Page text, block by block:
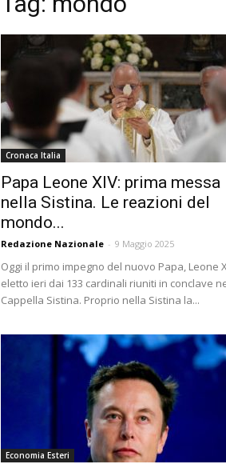
Cronaca Italia
Papa Leone XIV: prima messa
nella Sistina. Le reazioni del
mondo...
Redazione Nazionale - 9 Maggio 2025
Oggi il primo impegno del nuovo Papa, Leone
eletto ieri dai 133 cardinali riuniti in conclave
Cappella Sistina. Proprio nella Sistina la...
Economia Esteri